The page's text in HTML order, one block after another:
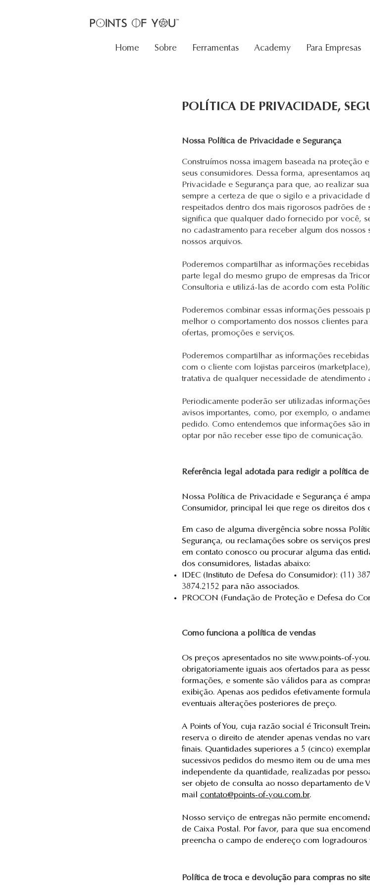
Home Sobre Ferramentas Academy Para Empresas
​POLÍTICA DE PRIVACIDADE,
Nossa Política de Privacidade e Segurança
Construímos nossa imagem baseada na proteção
seus consumidores. Dessa forma, apresentamos
Privacidade e Segurança para que, ao realizar
sempre a certeza de que o sigilo e a privacidade
respeitados dentro dos mais rigorosos padrões de
significa que qualquer dado fornecido por você,
no cadastramento para receber algum dos nossos
nossos arquivos.
Poderemos compartilhar as informações
parte legal do mesmo grupo de empresas da
Consultoria e utilizá-las de acordo com esta
Poderemos combinar essas informações pessoais
melhor o comportamento dos nossos clientes
ofertas, promoções e serviços.
Poderemos compartilhar as informações
com o cliente com lojistas parceiros
tratativa de qualquer necessidade de atendimento
Periodicamente poderão ser utilizadas
avisos importantes, como, por exemplo, o
pedido. Como entendemos que informações são
optar por não receber esse tipo de comunicação.
Referência legal adotada para redigir a política
Nossa Política de Privacidade e Segurança é
Consumidor, principal lei que rege os direitos dos
Em caso de alguma divergência sobre nossa
Segurança, ou reclamações sobre os serviços
em contato conosco ou procurar alguma das
dos consumidores, listadas abaixo:
IDEC (Instituto de Defesa do Consumidor): (11)
3874.2152 para não associados.
PROCON (Fundação de Proteção e Defesa do
Como funciona a política de vendas
Os preços apresentados no site www.points-of-
obrigatoriamente iguais aos ofertados para as
formações, e somente são válidos para as
exibição. Apenas aos pedidos efetivamente
eventuais alterações posteriores de preço.
A Points of You, cuja razão social é Triconsult
reserva o direito de atender apenas vendas no
finais. Quantidades superiores a 5 (cinco)
sucessivos pedidos do mesmo item ou de uma
independente da quantidade, realizadas por
ser objeto de consulta ao nosso departamento de
mail contato@points-of-you.com.br.
Nosso serviço de entregas não permite
de Caixa Postal. Por favor, para que sua
preencha o campo de endereço com logradouros
Política de troca e devolução para compras no site